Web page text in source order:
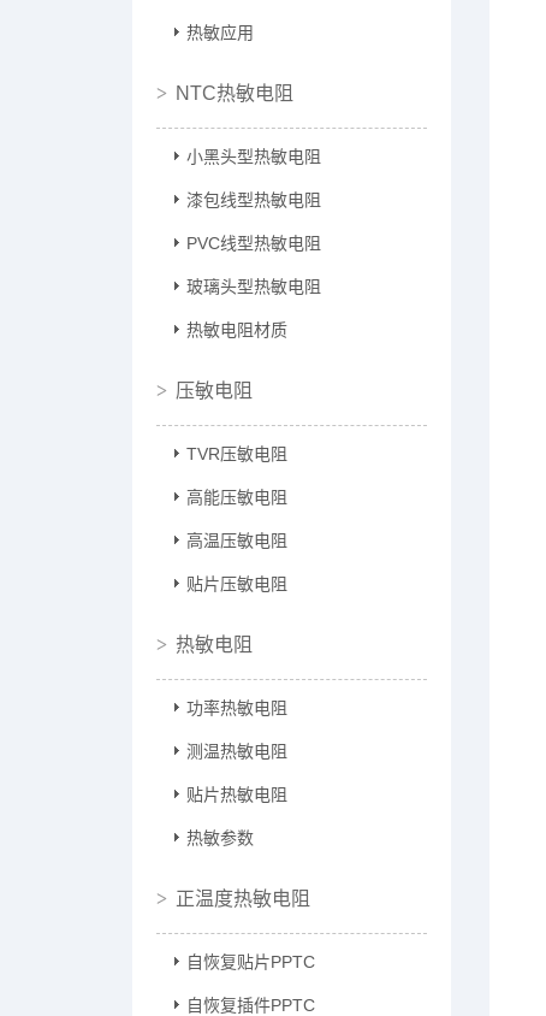
热敏应用
NTC热敏电阻
小黑头型热敏电阻
漆包线型热敏电阻
PVC线型热敏电阻
玻璃头型热敏电阻
热敏电阻材质
压敏电阻
TVR压敏电阻
高能压敏电阻
高温压敏电阻
贴片压敏电阻
热敏电阻
功率热敏电阻
测温热敏电阻
贴片热敏电阻
热敏参数
正温度热敏电阻
自恢复贴片PPTC
自恢复插件PPTC